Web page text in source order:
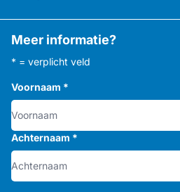
Meer informatie?
* = verplicht veld
Voornaam *
Achternaam *